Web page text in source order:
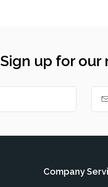
Sign up for
Company